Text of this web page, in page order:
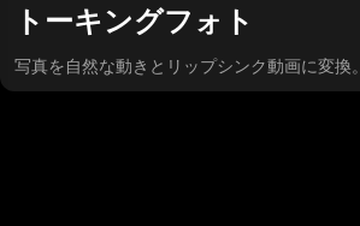
トーキングフォト
写真を自然な動きとリップシンク動画に変換。